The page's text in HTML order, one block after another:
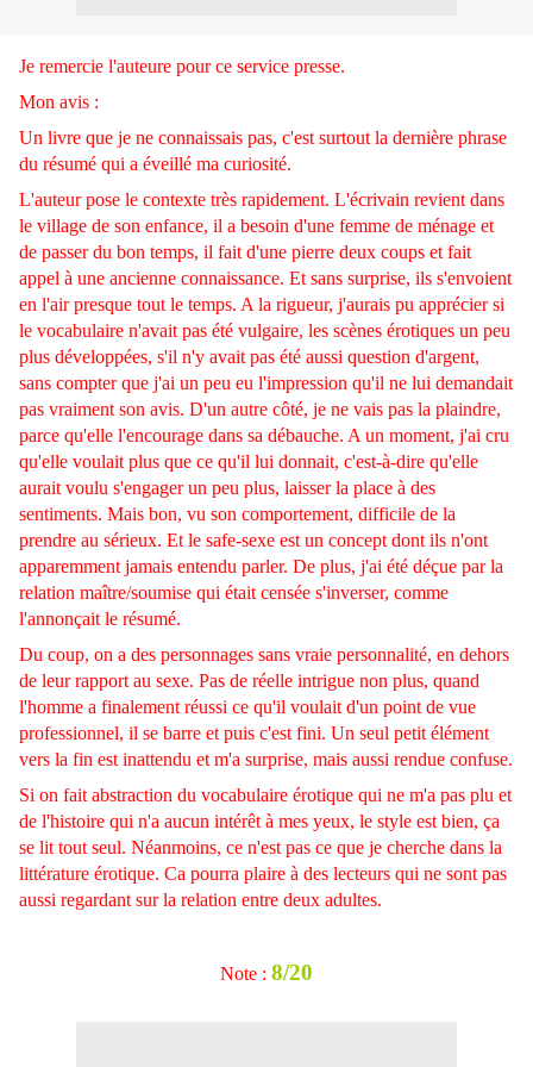
Je remercie l'auteure pour ce service presse.
Mon avis :
Un livre que je ne connaissais pas, c'est surtout la dernière phrase
du résumé qui a éveillé ma curiosité.
L'auteur pose le contexte très rapidement. L'écrivain revient dans
le village de son enfance, il a besoin d'une femme de ménage et
de passer du bon temps, il fait d'une pierre deux coups et fait
appel à une ancienne connaissance. Et sans surprise, ils s'envoient
en l'air presque tout le temps. A la rigueur, j'aurais pu apprécier si
le vocabulaire n'avait pas été vulgaire, les scènes érotiques un peu
plus développées, s'il n'y avait pas été aussi question d'argent,
sans compter que j'ai un peu eu l'impression qu'il ne lui demandait
pas vraiment son avis. D'un autre côté, je ne vais pas la plaindre,
parce qu'elle l'encourage dans sa débauche. A un moment, j'ai cru
qu'elle voulait plus que ce qu'il lui donnait, c'est-à-dire qu'elle
aurait voulu s'engager un peu plus, laisser la place à des
sentiments. Mais bon, vu son comportement, difficile de la
prendre au sérieux. Et le safe-sexe est un concept dont ils n'ont
apparemment jamais entendu parler. De plus, j'ai été déçue par la
relation maître/soumise qui était censée s'inverser, comme
l'annonçait le résumé.
Du coup, on a des personnages sans vraie personnalité, en dehors
de leur rapport au sexe. Pas de réelle intrigue non plus, quand
l'homme a finalement réussi ce qu'il voulait d'un point de vue
professionnel, il se barre et puis c'est fini. Un seul petit élément
vers la fin est inattendu et m'a surprise, mais aussi rendue confuse.
Si on fait abstraction du vocabulaire érotique qui ne m'a pas plu et
de l'histoire qui n'a aucun intérêt à mes yeux, le style est bien, ça
se lit tout seul. Néanmoins, ce n'est pas ce que je cherche dans la
littérature érotique. Ca pourra plaire à des lecteurs qui ne sont pas
aussi regardant sur la relation entre deux adultes.
Note : 8/20